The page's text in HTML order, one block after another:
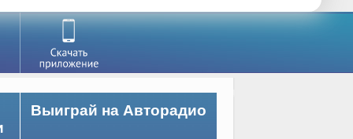
Выиграй на Авторадио